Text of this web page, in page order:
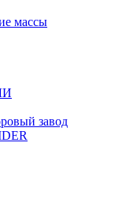
массы
завод